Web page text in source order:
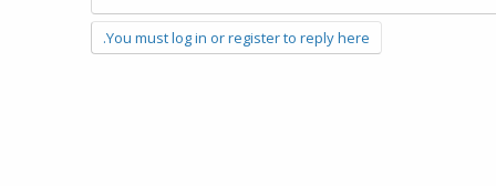
You must log in or register to reply here.